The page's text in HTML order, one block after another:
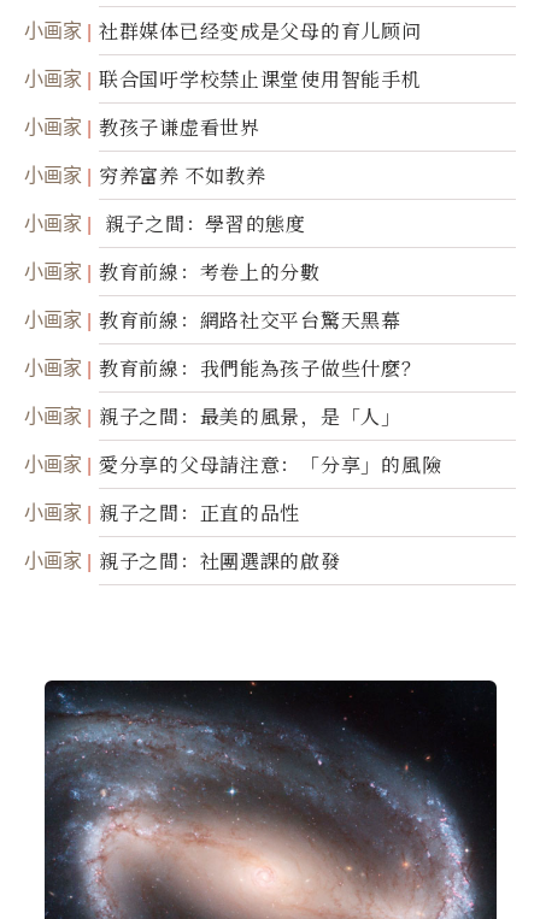
小画家 社群媒体已经变成是父母的育儿顾问
小画家 联合国吁学校禁止课堂使用智能手机
小画家 教孩子谦虚看世界
小画家 穷养富养 不如教养
小画家 親子之間：學習的態度
小画家 教育前線：考卷上的分數
小画家 教育前線：網路社交平台驚天黑幕
小画家 教育前線：我們能為孩子做些什麼？
小画家 親子之間：最美的風景，是「人」
小画家 愛分享的父母請注意：「分享」的風險
小画家 親子之間：正直的品性
小画家 親子之間：社團選課的啟發